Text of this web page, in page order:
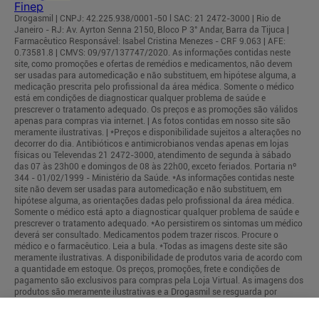
Drogasmil | CNPJ: 42.225.938/0001-50 l SAC: 21 2472-3000 | Rio de
Janeiro - RJ: Av. Ayrton Senna 2150, Bloco P 3° Andar, Barra da Tijuca |
Farmacêutico Responsável: Isabel Cristina Menezes - CRF 9.063 | AFE:
0.73581.8 | CMVS: 09/97/137747/2020. As informações contidas neste
site, como promoções e ofertas de remédios e medicamentos, não devem
ser usadas para automedicação e não substituem, em hipótese alguma, a
medicação prescrita pelo profissional da área médica. Somente o médico
está em condições de diagnosticar qualquer problema de saúde e
prescrever o tratamento adequado. Os preços e as promoções são válidos
apenas para compras via internet. | As fotos contidas em nosso site são
meramente ilustrativas. | *Preços e disponibilidade sujeitos a alterações no
decorrer do dia. Antibióticos e antimicrobianos vendas apenas em lojas
físicas ou Televendas 21 2472-3000, atendimento de segunda à sábado
das 07 às 23h00 e domingos de 08 às 22h00, exceto feriados. Portaria nº
344 - 01/02/1999 - Ministério da Saúde. *As informações contidas neste
site não devem ser usadas para automedicação e não substituem, em
hipótese alguma, as orientações dadas pelo profissional da área médica.
Somente o médico está apto a diagnosticar qualquer problema de saúde e
prescrever o tratamento adequado. *Ao persistirem os sintomas um médico
deverá ser consultado. Medicamentos podem trazer riscos. Procure o
médico e o farmacêutico. Leia a bula. *Todas as imagens deste site são
meramente ilustrativas. A disponibilidade de produtos varia de acordo com
a quantidade em estoque. Os preços, promoções, frete e condições de
pagamento são exclusivos para compras pela Loja Virtual. As imagens dos
produtos são meramente ilustrativas e a Drogasmil se resguarda por